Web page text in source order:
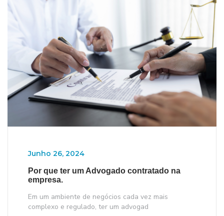
Junho 26, 2024
Por que ter um Advogado contratado na
empresa.
Em um ambiente de negócios cada vez mais
complexo e regulado, ter um advogad